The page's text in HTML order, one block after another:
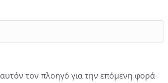
τον πλοηγό για την επόμενη φορά